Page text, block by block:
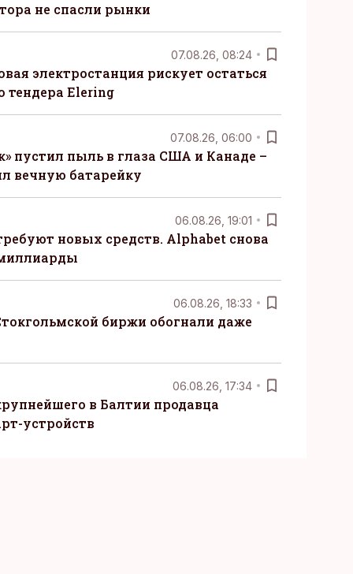
не спасли рынки
07.08.26, 08:24
электростанция рискует остаться
тендера Elering
07.08.26, 06:00
пустил пыль в глаза США и Канаде –
вечную батарейку
06.08.26, 19:01
новых средств. Alphabet снова
06.08.26, 18:33
биржи обогнали даже
06.08.26, 17:34
в Балтии продавца
устройств